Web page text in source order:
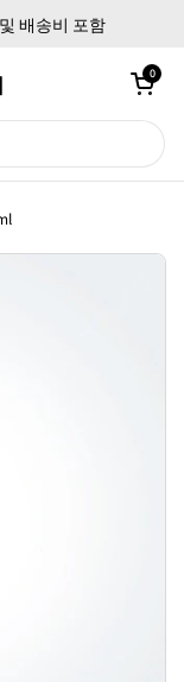
배송비 포함
카트 열기
0